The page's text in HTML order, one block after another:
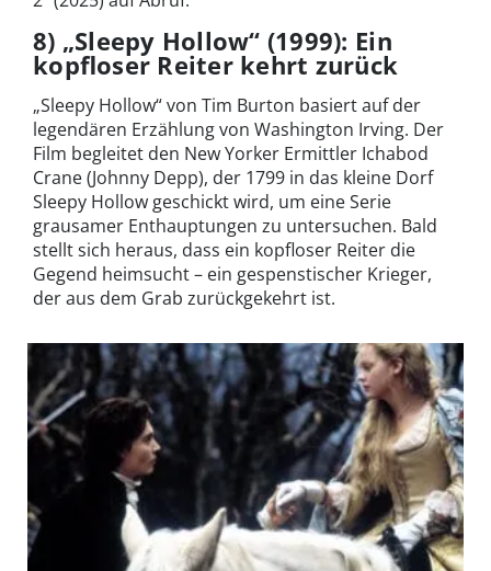
8) „Sleepy Hollow“ (1999): Ein
kopfloser Reiter kehrt zurück
„Sleepy Hollow“ von Tim Burton basiert auf der
legendären Erzählung von Washington Irving. Der
Film begleitet den New Yorker Ermittler Ichabod
Crane (Johnny Depp), der 1799 in das kleine Dorf
Sleepy Hollow geschickt wird, um eine Serie
grausamer Enthauptungen zu untersuchen. Bald
stellt sich heraus, dass ein kopfloser Reiter die
Gegend heimsucht – ein gespenstischer Krieger,
der aus dem Grab zurückgekehrt ist.